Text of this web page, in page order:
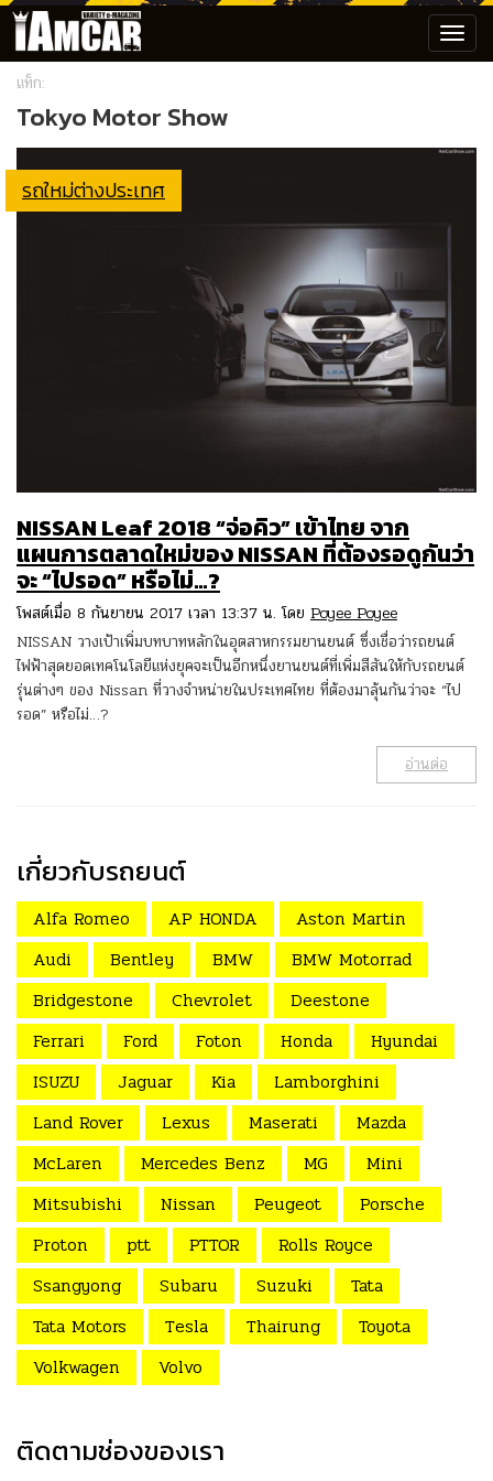
แท็ก:
Tokyo Motor Show
รถใหม่ต่างประเทศ
NISSAN Leaf 2018 “จ่อคิว” เข้าไทย จาก
แผนการตลาดใหม่ของ NISSAN ที่ต้องรอดูกันว่า
จะ “ไปรอด” หรือไม่…?
โพสต์เมื่อ 8 กันยายน 2017 เวลา 13:37 น. โดย Poyee Poyee
NISSAN วางเป้าเพิ่มบทบาทหลักในอุตสาหกรรมยานยนต์ ซึ่งเชื่อว่ารถยนต์
ไฟฟ้าสุดยอดเทคโนโลยีแห่งยุคจะเป็นอีกหนึ่งยานยนต์ที่เพิ่มสีสันให้กับรถยนต์
รุ่นต่างๆ ของ Nissan ที่วางจำหน่ายในประเทศไทย ที่ต้องมาลุ้นกันว่าจะ “ไป
รอด” หรือไม่…?
อ่านต่อ
เกี่ยวกับรถยนต์
Alfa Romeo AP HONDA
Aston Martin
Audi
Bentley BMW
BMW Motorrad
Bridgestone
Chevrolet
Deestone
Ferrari
Ford Foton Honda
Hyundai
ISUZU
Jaguar Kia
Lamborghini
Land Rover
Lexus Maserati
Mazda
McLaren
Mercedes Benz MG
Mini
Mitsubishi
Nissan Peugeot
Porsche
Proton
ptt PTTOR
Rolls Royce
Ssangyong
Subaru Suzuki
Tata
Tata Motors
Tesla Thairung
Toyota
Volkwagen
Volvo
ติดตามช่องของเรา